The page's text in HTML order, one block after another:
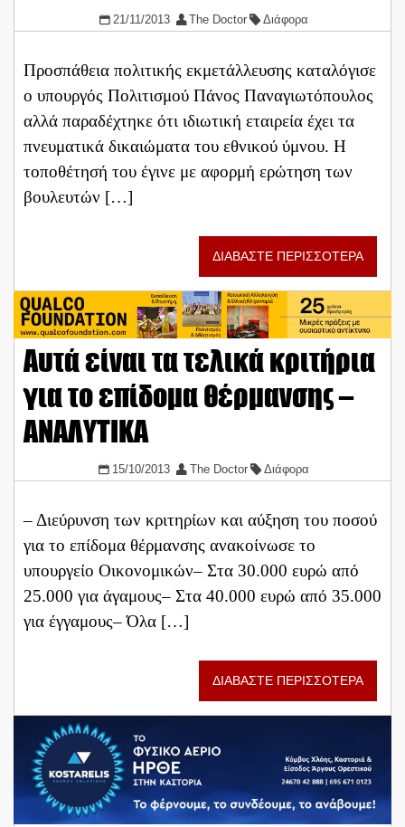
21/11/2013 The Doctor Διάφορα
Προσπάθεια πολιτικής εκμετάλλευσης καταλόγισε
ο υπουργός Πολιτισμού Πάνος Παναγιωτόπουλος
αλλά παραδέχτηκε ότι ιδιωτική εταιρεία έχει τα
πνευματικά δικαιώματα του εθνικού ύμνου. Η
τοποθέτησή του έγινε με αφορμή ερώτηση των
βουλευτών […]
ΔΙΑΒΑΣΤΕ ΠΕΡΙΣΣΟΤΕΡΑ
Αυτά είναι τα τελικά κριτήρια
για το επίδομα θέρμανσης –
ΑΝΑΛΥΤΙΚΑ
15/10/2013 The Doctor Διάφορα
– Διεύρυνση των κριτηρίων και αύξηση του ποσού
για το επίδομα θέρμανσης ανακοίνωσε το
υπουργείο Οικονομικών– Στα 30.000 ευρώ από
25.000 για άγαμους– Στα 40.000 ευρώ από 35.000
για έγγαμους– Όλα […]
ΔΙΑΒΑΣΤΕ ΠΕΡΙΣΣΟΤΕΡΑ